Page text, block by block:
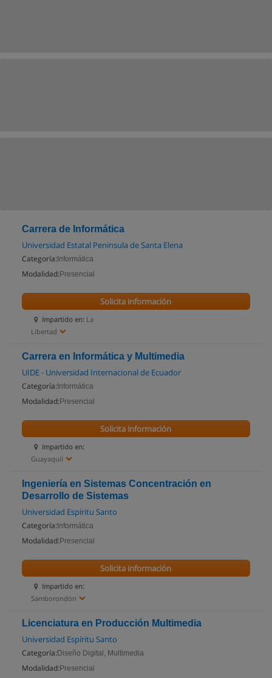
Carrera de Informática
Universidad Estatal Peninsula de Santa Elena
Categoría: Informática
Modalidad: Presencial
Impartido en: La
Libertad
Solicita información
Carrera en Informática y Multimedia
UIDE - Universidad Internacional de Ecuador
Categoría: Informática
Modalidad: Presencial
Impartido en:
Guayaquil
Solicita información
Ingeniería en Sistemas Concentración en
Desarrollo de Sistemas
Universidad Espíritu Santo
Categoría: Informática
Modalidad: Presencial
Impartido en:
Samborondón
Solicita información
Licenciatura en Producción Multimedia
Universidad Espíritu Santo
Categoría: Diseño Digital, Multimedia
Modalidad: Presencial